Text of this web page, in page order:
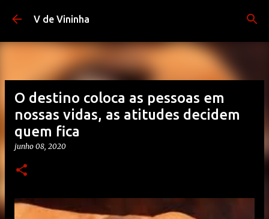
Pular para o conteúdo principal
V de Vininha
O destino coloca as pessoas em
nossas vidas, as atitudes decidem
quem fica
junho 08, 2020